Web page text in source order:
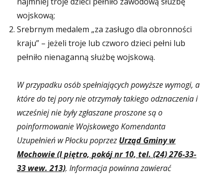
wojskową;
Srebrnym medalem „za zasługo dla obronności
kraju” – jeżeli troje lub czworo dzieci pełni lub
pełniło nienaganną służbę wojskową.
W przypadku osób spełniających powyższe wymogi, a
które do tej pory nie otrzymały takiego odznaczenia i
wcześniej nie były zgłaszane proszone są o
poinformowanie Wojskowego Komendanta
Uzupełnień w Płocku poprzez Urząd Gminy w
Mochowie (I piętro, pokój nr 10, tel. (24) 276-33-
33 wew. 213). Informacja powinna zawierać